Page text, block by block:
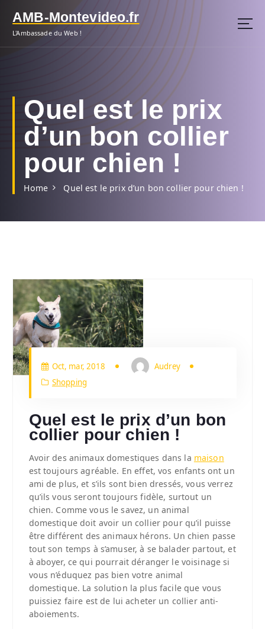
p
AMB-Montevideo.fr
L'Ambassade du Web !
Quel est le prix
d’un bon collier
pour chien !
Home Quel est le prix d’un bon collier pour chien !
Oct, mar, 2018
Audrey
Shopping
Quel est le prix d’un bon
collier pour chien !
Avoir des animaux domestiques dans la maison
est toujours agréable. En effet, vos enfants ont un
ami de plus, et s’ils sont bien dressés, vous verrez
qu’ils vous seront toujours fidèle, surtout un
chien. Comme vous le savez, un animal
domestique doit avoir un collier pour qu’il puisse
être différent des animaux hérons. Un chien passe
tout son temps à s’amuser, à se balader partout, et
à aboyer, ce qui pourrait déranger le voisinage si
vous n’éduquez pas bien votre animal
domestique. La solution la plus facile que vous
puissiez faire est de lui acheter un collier anti-
aboiements.